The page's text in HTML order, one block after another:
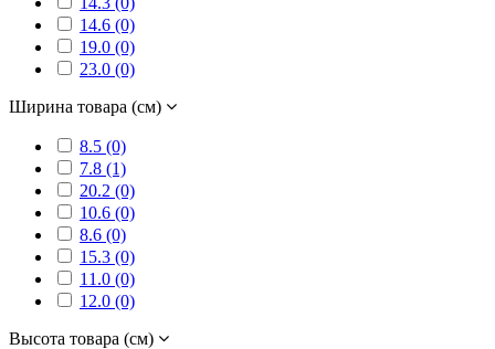
14.6 (0)
19.0 (0)
23.0 (0)
Ширина товара (см)
8.5 (0)
7.8 (1)
20.2 (0)
10.6 (0)
8.6 (0)
15.3 (0)
11.0 (0)
12.0 (0)
Высота товара (см)